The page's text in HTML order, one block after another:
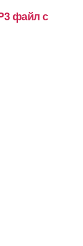
файл с